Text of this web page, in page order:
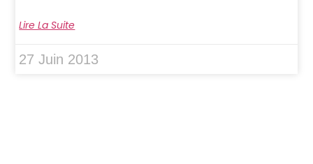
Lire La Suite
27 Juin 2013